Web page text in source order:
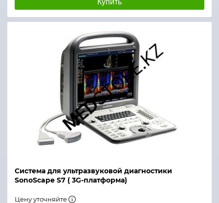
Купить
Система для ультразвуковой диагностики
SonoScape S7 ( 3G-платформа)
Цену уточняйте